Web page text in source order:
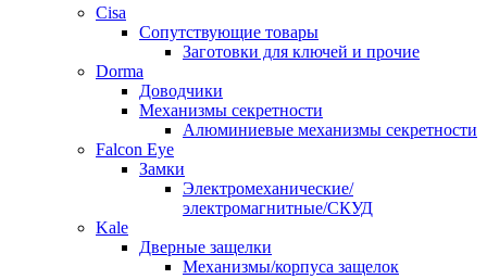
Cisa
Сопутствующие товары
Заготовки для ключей и прочие
Dorma
Доводчики
Механизмы секретности
Алюминиевые механизмы секретности
Falcon Eye
Замки
Электромеханические/
электромагнитные/СКУД
Kale
Дверные защелки
Механизмы/корпуса защелок